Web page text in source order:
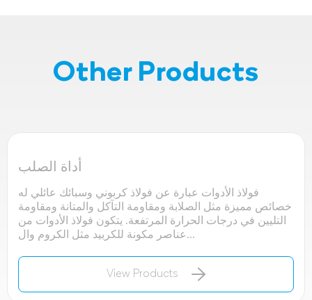
Other Products
أداة الصلب
فولاذ الأدوات عبارة عن فولاذ كربوني وسبائك عائلي له
خصائص مميزة مثل الصلابة ومقاومة التآكل والمتانة ومقاومة
التليين في درجات الحرارة المرتفعة. يتكون فولاذ الأدوات من
عناصر مكونة للكربيد مثل الكروم وال...
View Products